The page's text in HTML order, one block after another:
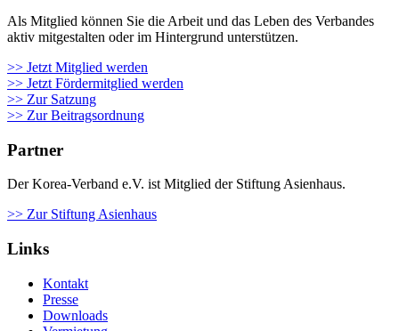
Als Mit­glied kön­nen Sie die Arbeit und das Leben des Ver­ban­des
aktiv mit­ge­stal­ten oder im Hin­ter­grund unter­stüt­zen.
>> Jetzt Mitglied werden
>> Jetzt Fördermitglied werden
>> Zur Satzung
>> Zur Beitragsordnung
Partner
Der Korea-Verband e.V. ist Mitglied der Stiftung Asienhaus.
>> Zur Stiftung Asienhaus
Links
Kontakt
Presse
Downloads